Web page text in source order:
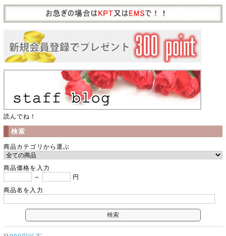
読んでね！
検索
商品カテゴリから選ぶ
商品価格を入力
～
円
商品名を入力